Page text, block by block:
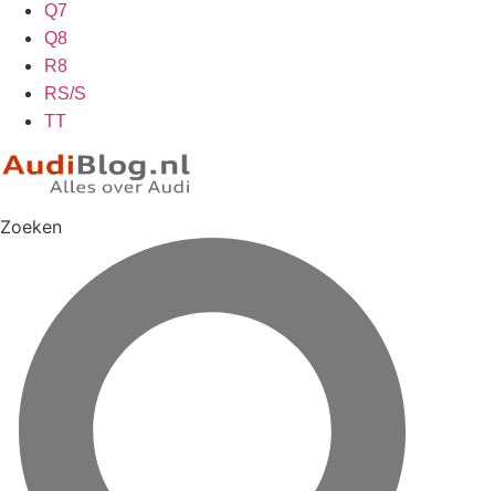
Q7
Q8
R8
RS/S
TT
Zoeken